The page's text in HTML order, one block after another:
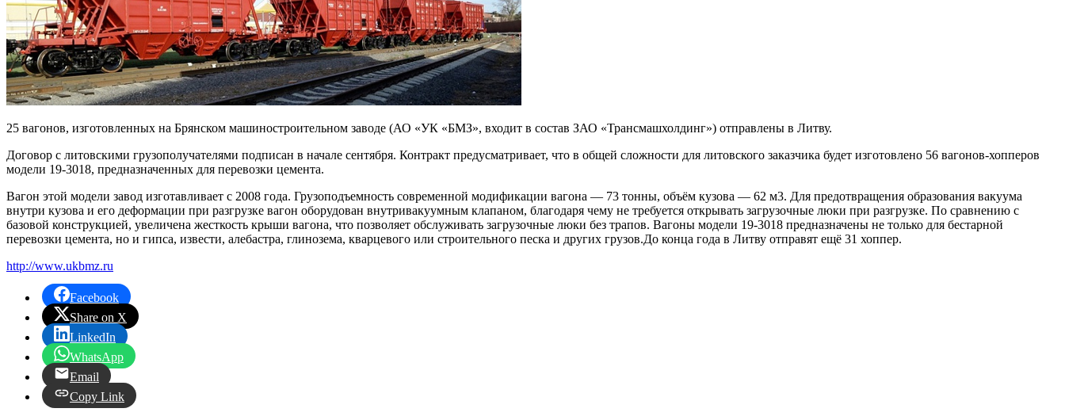
25 вагонов, изготовленных на Брянском машиностроительном заводе (АО «УК «БМЗ», входит в состав ЗАО «Трансмашхолдинг») отправлены в Литву.
Договор с литовскими грузополучателями подписан в начале сентября. Контракт предусматривает, что в общей сложности для литовского заказчика будет изготовлено 56 вагонов-хопперов
модели 19-3018, предназначенных для перевозки цемента.
Вагон этой модели завод изготавливает с 2008 года. Грузоподъемность современной модификации вагона — 73 тонны, объём кузова — 62 м3. Для предотвращения образования вакуума
внутри кузова и его деформации при разгрузке вагон оборудован внутривакуумным клапаном, благодаря чему не требуется открывать загрузочные люки при разгрузке. По сравнению с
базовой конструкцией, увеличена жесткость крыши вагона, что позволяет обслуживать загрузочные люки без трапов. Вагоны модели 19-3018 предназначены не только для бестарной
перевозки цемента, но и гипса, извести, алебастра, глинозема, кварцевого или строительного песка и других грузов.До конца года в Литву отправят ещё 31 хоппер.
http://www.ukbmz.ru
Facebook
Share on X
LinkedIn
WhatsApp
Email
Copy Link